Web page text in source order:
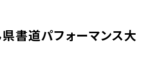
書道パフォーマンス大